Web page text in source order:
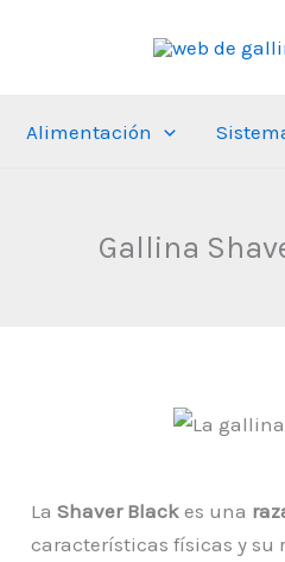
Alimentación
Gallina
La Shaver Black es una
características físicas y